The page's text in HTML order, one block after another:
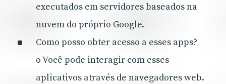
executados em servidores baseados na
nuvem do próprio Google.
Como posso obter acesso a esses apps?
o Você pode interagir com esses
aplicativos através de navegadores web.